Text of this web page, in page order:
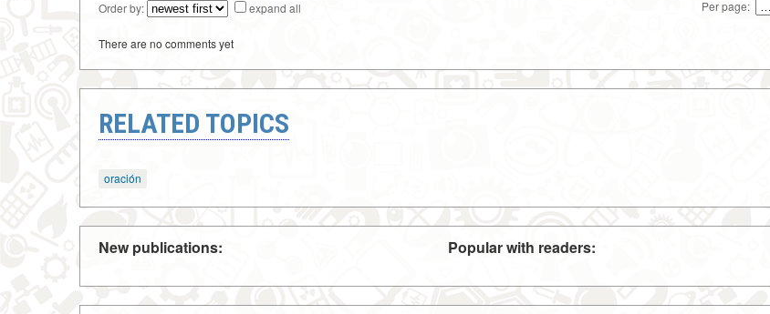
Order by: expand all Per page:
There are no comments yet
RELATED TOPICS
oración
New publications: Popular with readers: